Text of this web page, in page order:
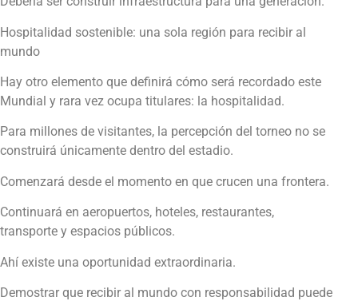
Hospitalidad sostenible: una sola región para recibir al
mundo
Hay otro elemento que definirá cómo será recordado este
Mundial y rara vez ocupa titulares: la hospitalidad.
Para millones de visitantes, la percepción del torneo no se
construirá únicamente dentro del estadio.
Comenzará desde el momento en que crucen una frontera.
Continuará en aeropuertos, hoteles, restaurantes,
transporte y espacios públicos.
Ahí existe una oportunidad extraordinaria.
Demostrar que recibir al mundo con responsabilidad puede